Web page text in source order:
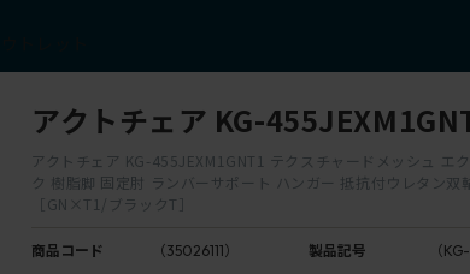
アクトチェア KG-
アクトチェア KG-455JEXM1GNT1 テクスチャードメッシュ エ
ク 樹脂脚 固定肘 ランバーサポート ハンガー 抵抗付ウレタン双
［GN×T1/ブラックT］
商品コード （35026111） 製品記号 （